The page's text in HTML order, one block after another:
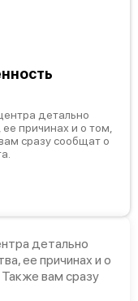
детально
причинах и о том,
сразу сообщат о
детально
ее причинах и о
вам сразу